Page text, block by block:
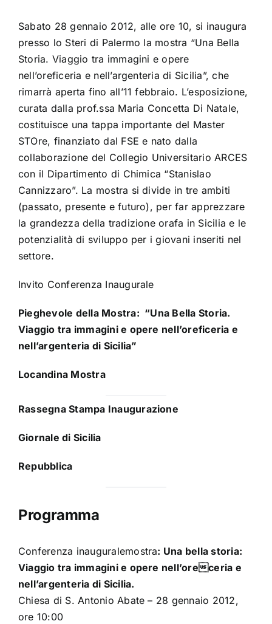
Sabato 28 gennaio 2012, alle ore 10, si inaugura
presso lo Steri di Palermo la mostra “Una Bella
Storia. Viaggio tra immagini e opere
nell’oreficeria e nell’argenteria di Sicilia”, che
rimarrà aperta fino all’11 febbraio. L’esposizione,
curata dalla prof.ssa Maria Concetta Di Natale,
costituisce una tappa importante del Master
STOre, finanziato dal FSE e nato dalla
collaborazione del Collegio Universitario ARCES
con il Dipartimento di Chimica “Stanislao
Cannizzaro”. La mostra si divide in tre ambiti
(passato, presente e futuro), per far apprezzare
la grandezza della tradizione orafa in Sicilia e le
potenzialità di sviluppo per i giovani inseriti nel
settore.
Invito Conferenza Inaugurale
Pieghevole della Mostra: “Una Bella Storia.
Viaggio tra immagini e opere nell’oreficeria e
nell’argenteria di Sicilia”
Locandina Mostra
Rassegna Stampa Inaugurazione
Giornale di Sicilia
Repubblica
Programma
Conferenza inauguralemostra: Una bella storia:
Viaggio tra immagini e opere nell’oreceria e
nell’argenteria di Sicilia.
Chiesa di S. Antonio Abate – 28 gennaio 2012,
ore 10:00